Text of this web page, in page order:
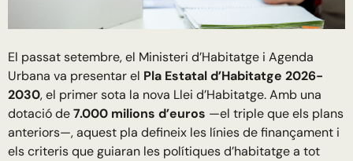
El passat setembre, el Ministeri d’Habitatge i Agenda
Urbana va presentar el Pla Estatal d’Habitatge 2026-
2030, el primer sota la nova Llei d’Habitatge. Amb una
dotació de7.000 milions d’euros —el triple que els plans
anteriors—, aquest pla defineix les línies de finançament i
els criteris que guiaran les polítiques d’habitatge a tot